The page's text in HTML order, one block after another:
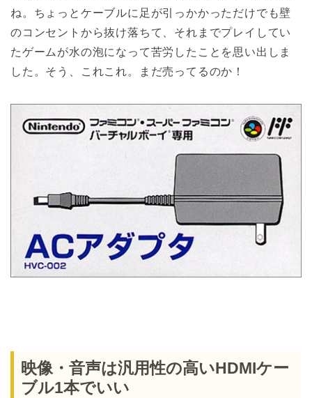
ね。ちょっとケーブルに足が引っかかっただけでも壁
のコンセントから抜け落ちて、それまでプレイしてい
たゲームが水の泡になって苦労したことを思い出しま
した。そう、これこれ。まだ売ってるのか！
映像・音声は汎用性の高いHDMIケー
ブル1本でいい